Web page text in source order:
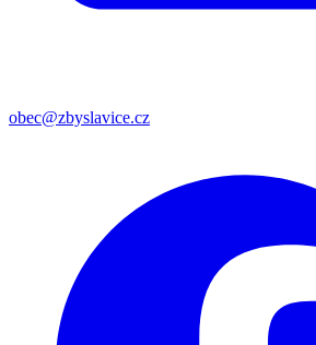
obec@zbyslavice.cz